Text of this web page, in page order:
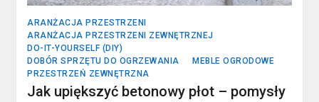
ARANŻACJA PRZESTRZENI
ARANŻACJA PRZESTRZENI ZEWNĘTRZNEJ
DO-IT-YOURSELF (DIY)
DOBÓR SPRZĘTU DO OGRZEWANIA
MEBLE OGRODOWE
PRZESTRZEŃ ZEWNĘTRZNA
Jak upiększyć betonowy płot – pomysły